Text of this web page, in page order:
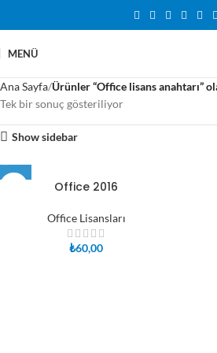
MENÜ
Ana Sayfa Ürünler “Office lisans anahtarı”
Tek bir sonuç gösteriliyor
Show sidebar
Office 2016
Office Lisansları
₺60,00